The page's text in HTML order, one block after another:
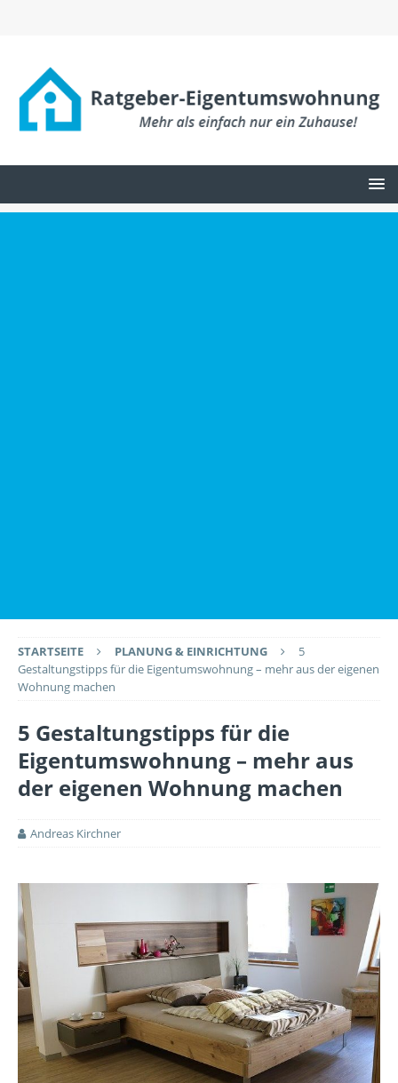
STARTSEITE PLANUNG & EINRICHTUNG
5
Gestaltungstipps für die Eigentumswohnung – mehr aus der eigenen
Wohnung machen
5 Gestaltungstipps für die
Eigentumswohnung – mehr aus
der eigenen Wohnung machen
Andreas Kirchner